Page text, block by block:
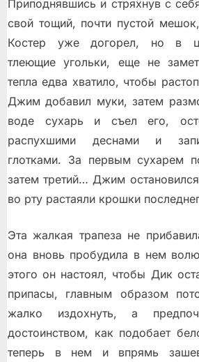
Приподнявшись и стряхнув с
свой тощий, почти пустой
Костер уже догорел, но в
тлеющие угольки, еще не
тепла едва хватило, чтобы
Джим добавил муки, затем
воде сухарь и съел его,
распухшими деснами и
глотками. За первым сухарем
затем третий… Джим
во рту растаяли крошки
Эта жалкая трапеза не
она вновь пробудила в нем
этого он настоял, чтобы Дик
припасы, главным образом
жалко издохнуть, а
достоинством, как подобает
теперь в нем и впрямь